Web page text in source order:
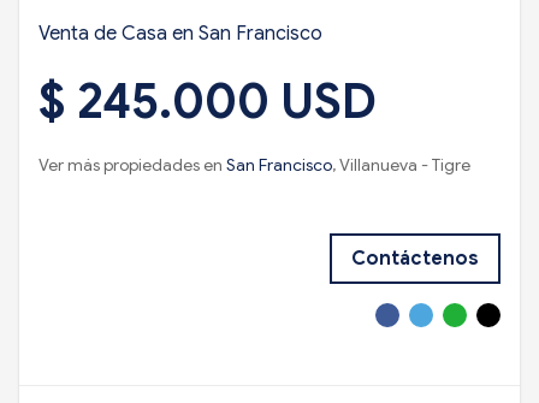
Venta de Casa en San Francisco
$ 245.000 USD
Ver más propiedades en San Francisco, Villanueva - Tigre
Contáctenos